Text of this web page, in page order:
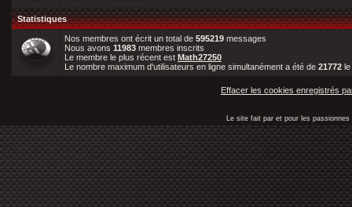
Statistiques
Nos membres ont écrit un total de 595219 messages
Nous avons 11983 membres inscrits
Le membre le plus récent est Math27250
Le nombre maximum d'utilisateurs en ligne simultanément a été de 21772 le
Effacer les cookies enregistrés
Le site fait par et pour les